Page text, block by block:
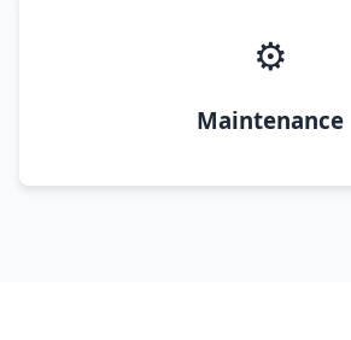
⚙️
Maintenance